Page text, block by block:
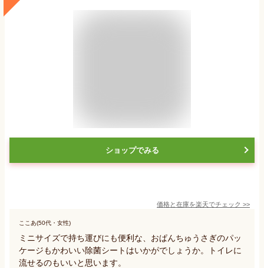
ショップでみる
価格と在庫を楽天でチェック >>
ここあ(50代・女性)
ミニサイズで持ち運びにも便利な、おぱんちゅうさぎのパッ
ケージもかわいい除菌シートはいかがでしょうか。トイレに
流せるのもいいと思います。